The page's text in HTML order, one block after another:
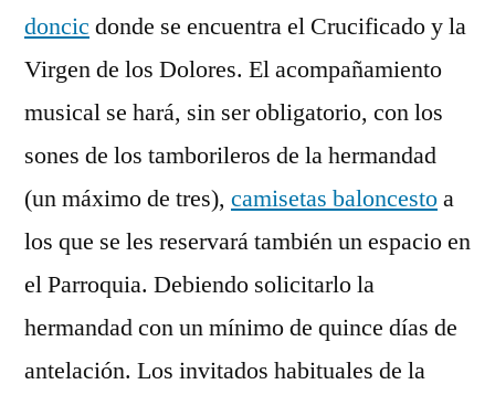
doncic donde se encuentra el Crucificado y la
Virgen de los Dolores. El acompañamiento
musical se hará, sin ser obligatorio, con los
sones de los tamborileros de la hermandad
(un máximo de tres), camisetas baloncestoa
los que se les reservará también un espacio en
el Parroquia. Debiendo solicitarlo la
hermandad con un mínimo de quince días de
antelación. Los invitados habituales de la